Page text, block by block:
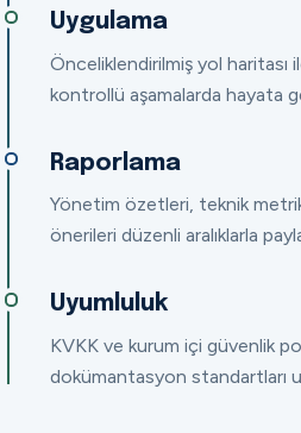
Uygulama
Önceliklendirilmiş yol haritası
kontrollü aşamalarda hayata
Raporlama
Yönetim özetleri, teknik
önerileri düzenli aralıklarla
Uyumluluk
KVKK ve kurum içi güvenlik
dokümantasyon standartları